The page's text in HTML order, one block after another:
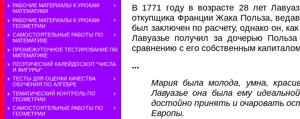
РАБОЧИЕ МАТЕРИАЛЫ К УРОКАМ
МАТЕМАТИКИ
РАБОЧИЕ МАТЕРИАЛЫ К УРОКАМ
ГЕОМЕТРИИ
САМОСТОЯТЕЛЬНЫЕ РАБОТЫ ПО
МАТЕМАТИКЕ
ПРОМЕЖУТОЧНОЕ ТЕСТИРОВАНИЕ ПО
МАТЕМАТИКЕ
ПОЭТИЧЕСКИЙ КАЛЕЙДОСКОП "ЧИСЛА
И ФИГУРЫ"
ТЕСТЫ ДЛЯ ОЦЕНКИ КАЧЕСТВА
ОБУЧЕНИЯ ПО АЛГЕБРЕ
ТЕМАТИЧЕСКИЙ КОНТРОЛЬ ПО
ГЕОМЕТРИИ
САМОСТОЯТЕЛЬНЫЕ РАБОТЫ ПО
ГЕОМЕТРИИ
В 1771 году в возрасте 28 лет
откупщика Франции Жака Польза,
был заключен по расчету, однако он,
Лавуазье получил за дочерью
сравнению с его собственным
...
Мария была молода, умна,
Лавуазье она была ему
достойно принять и очаровать
Европы.